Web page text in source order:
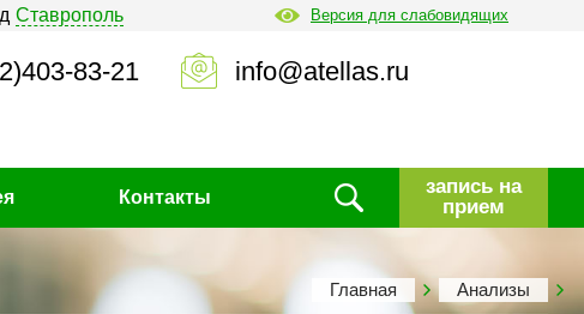
Ставрополь Версия для слабовидящих
83-21 info@atellas.ru
Контакты
запись на
прием
Главная
Анализы